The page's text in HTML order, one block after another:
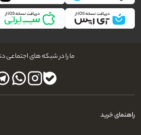
ما را در شبکه های اجتماعی
راهنمای خرید